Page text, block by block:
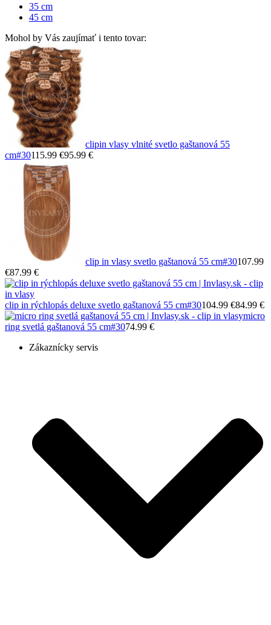
35 cm
45 cm
Mohol by Vás zaujímať i tento tovar:
clipin vlasy vlnité svetlo gaštanová 55
cm#30115.99 €95.99 €
clip in vlasy svetlo gaštanová 55 cm#30107.99
€87.99 €
clip in rýchlopás deluxe svetlo gaštanová 55 cm#30104.99 €84.99 €
micro
ring svetlá gaštanová 55 cm#3074.99 €
Zákaznícky servis